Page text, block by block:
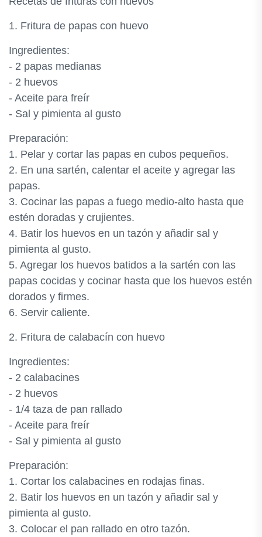
1. Fritura de papas con huevo
Ingredientes:
- 2 papas medianas
- 2 huevos
- Aceite para freír
- Sal y pimienta al gusto
Preparación:
1. Pelar y cortar las papas en cubos pequeños.
2. En una sartén, calentar el aceite y agregar las
papas.
3. Cocinar las papas a fuego medio-alto hasta que
estén doradas y crujientes.
4. Batir los huevos en un tazón y añadir sal y
pimienta al gusto.
5. Agregar los huevos batidos a la sartén con las
papas cocidas y cocinar hasta que los huevos estén
dorados y firmes.
6. Servir caliente.
2. Fritura de calabacín con huevo
Ingredientes:
- 2 calabacines
- 2 huevos
- 1/4 taza de pan rallado
- Aceite para freír
- Sal y pimienta al gusto
Preparación:
1. Cortar los calabacines en rodajas finas.
2. Batir los huevos en un tazón y añadir sal y
pimienta al gusto.
3. Colocar el pan rallado en otro tazón.